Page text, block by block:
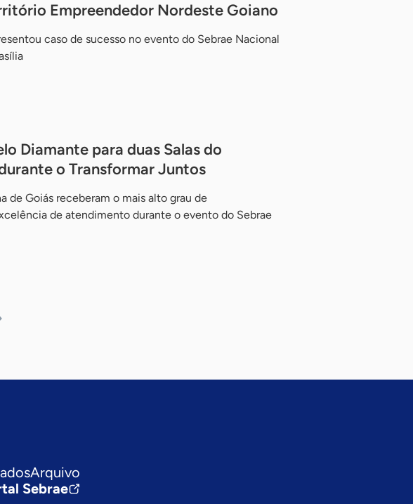
Empreendedor Nordeste Goiano
caso de sucesso no evento do Sebrae Nacional
Diamante para duas Salas do
o Transformar Juntos
de Goiás receberam o mais alto grau de
de atendimento durante o evento do Sebrae
Arquivo
Sebrae